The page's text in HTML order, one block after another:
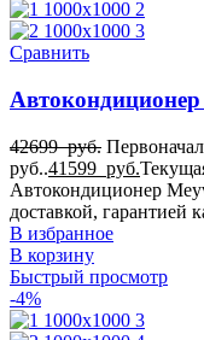
Сравнить
42699руб.
руб..41599 руб.
Автокондиционер
доставкой, гарантией
В избранное
В корзину
Быстрый просмотр
-4%